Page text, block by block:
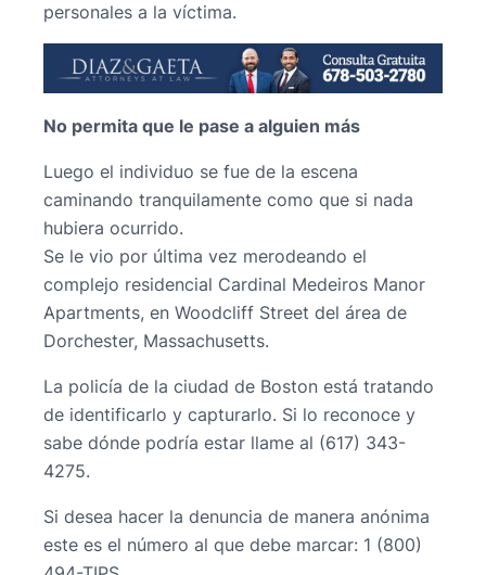
personales a la víctima.
No permita que le pase a alguien más
Luego el individuo se fue de la escena
caminando tranquilamente como que si nada
hubiera ocurrido.
Se le vio por última vez merodeando el
complejo residencial Cardinal Medeiros Manor
Apartments, en Woodcliff Street del área de
Dorchester, Massachusetts.
La policía de la ciudad de Boston está tratando
de identificarlo y capturarlo. Si lo reconoce y
sabe dónde podría estar llame al (617) 343-
4275.
Si desea hacer la denuncia de manera anónima
este es el número al que debe marcar: 1 (800)